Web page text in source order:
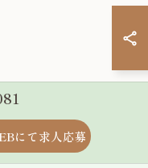
にて求人応募